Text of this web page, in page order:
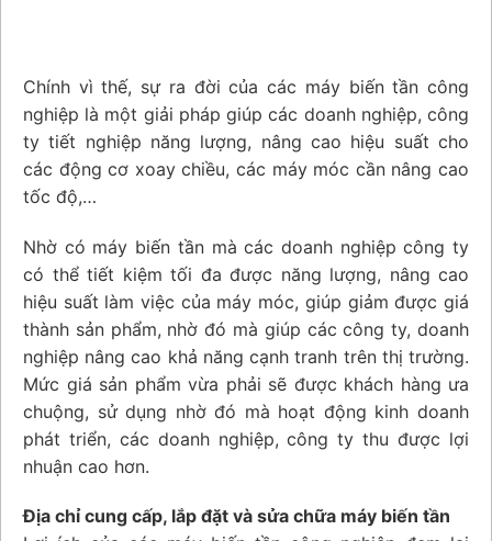
Chính vì thế, sự ra đời của các máy biến tần công
nghiệp là một giải pháp giúp các doanh nghiệp, công
ty tiết nghiệp năng lượng, nâng cao hiệu suất cho
các động cơ xoay chiều, các máy móc cần nâng cao
tốc độ,…
Nhờ có máy biến tần mà các doanh nghiệp công ty
có thể tiết kiệm tối đa được năng lượng, nâng cao
hiệu suất làm việc của máy móc, giúp giảm được giá
thành sản phẩm, nhờ đó mà giúp các công ty, doanh
nghiệp nâng cao khả năng cạnh tranh trên thị trường.
Mức giá sản phẩm vừa phải sẽ được khách hàng ưa
chuộng, sử dụng nhờ đó mà hoạt động kinh doanh
phát triển, các doanh nghiệp, công ty thu được lợi
nhuận cao hơn.
Địa chỉ cung cấp, lắp đặt và sửa chữa máy biến tần